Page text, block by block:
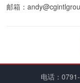
邮箱：
电话：